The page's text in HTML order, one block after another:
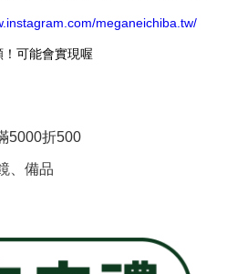
meganeichiba.tw/
可能會實現喔
5000折500
、備品